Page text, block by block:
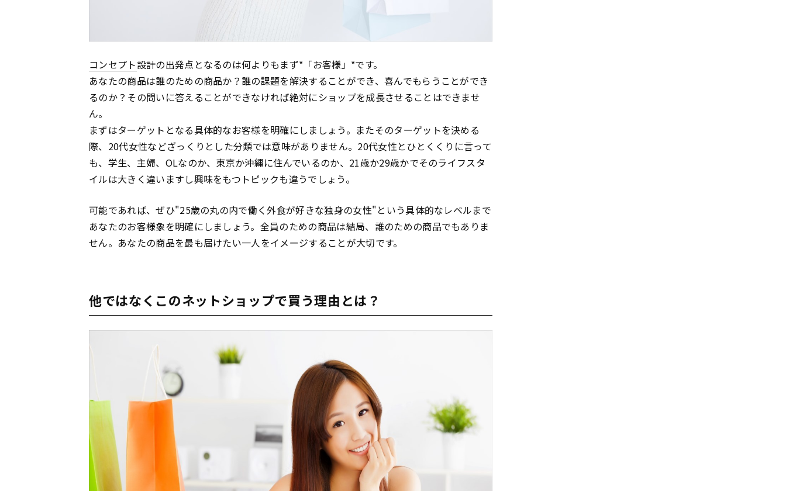
コンセプト設計の出発点となるのは何よりもまず*「お客様」*です。
あなたの商品は誰のための商品か？誰の課題を解決することができ、喜んでもらうことができ
るのか？その問いに答えることができなければ絶対にショップを成長させることはできませ
ん。
まずはターゲットとなる具体的なお客様を明確にしましょう。またそのターゲットを決める
際、20代女性などざっくりとした分類では意味がありません。20代女性とひとくくりに言って
も、学生、主婦、OLなのか、東京か沖縄に住んでいるのか、21歳か29歳かでそのライフスタ
イルは大きく違いますし興味をもつトピックも違うでしょう。
可能であれば、ぜひ"25歳の丸の内で働く外食が好きな独身の女性"という具体的なレベルまで
あなたのお客様象を明確にしましょう。全員のための商品は結局、誰のための商品でもありま
せん。あなたの商品を最も届けたい一人をイメージすることが大切です。
他ではなくこのネットショップで買う理由とは？